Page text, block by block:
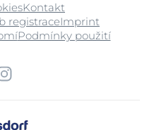
Kontakt
registraceImprint
Podmínky použití